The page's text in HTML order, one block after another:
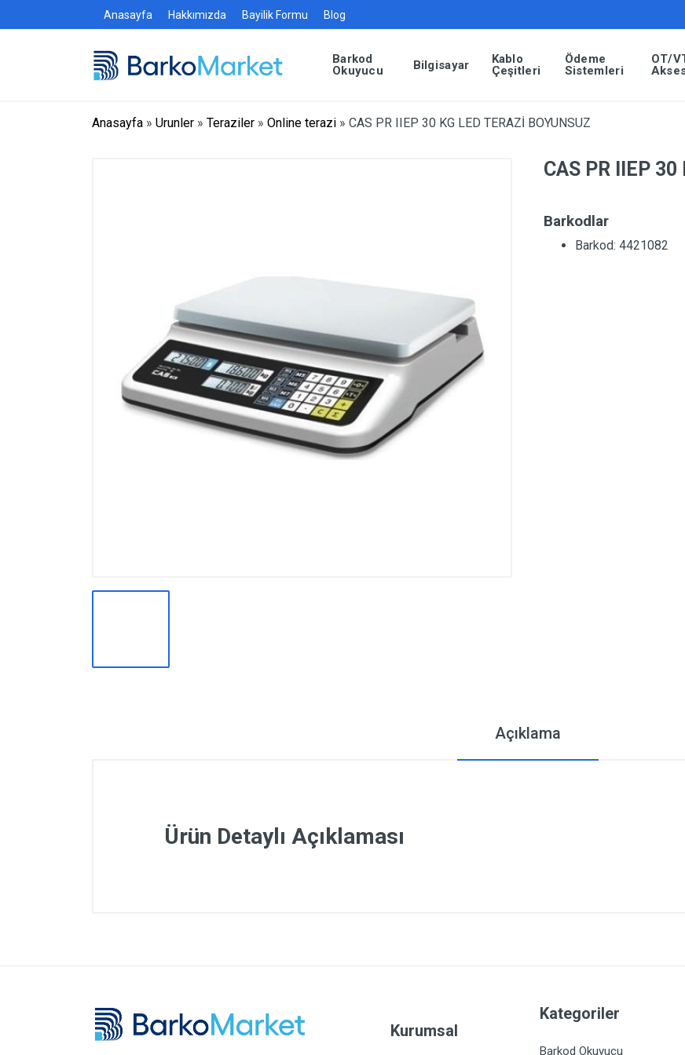
Anasayfa Hakkımızda Bayilik Formu Blog
Barkod
Okuyucu
Bilgisayar
Kablo
Çeşitleri
Ödeme
Sistemleri
OT/
Anasayfa » Urunler » Teraziler » Online terazi » CAS PR IIEP 30 KG LED TERAZİ BOYUNSUZ
CAS PR IIEP 30
Barkodlar
Barkod: 4421082
Açıklama
Ürün Detaylı Açıklaması
Kurumsal
Kategoriler
Barkod Okuyucu